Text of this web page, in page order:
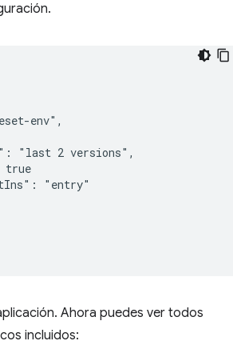
env",
"last 2 versions",
true
"entry"
Ahora puedes ver todos
incluidos: